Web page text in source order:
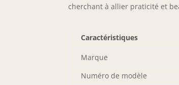
cherchant à allier praticité et
Caractéristiques
Marque
Numéro de modèle